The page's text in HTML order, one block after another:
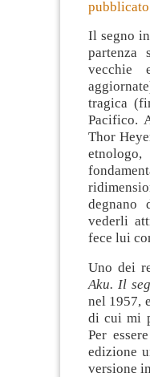
Il segno
partenza
vecchie
tragica
Pacifico.
Thor
degnano
vederli
fece lui
Uno dei
Aku. Il
nel 1957,
di cui mi
Per
edizione
versione